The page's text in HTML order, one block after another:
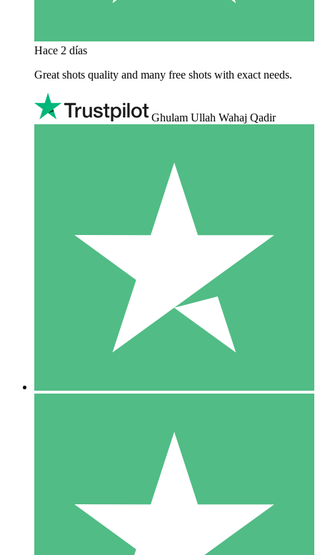
Hace 2 días
Great shots quality and many free shots with exact needs.
Ghulam Ullah Wahaj Qadir